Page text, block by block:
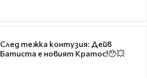
След тежка контузия: Дейв
Батиста е новият Кратос!😯💥